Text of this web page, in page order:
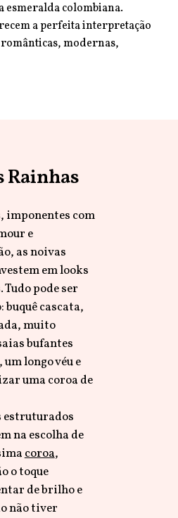
esmeralda colombiana.
a perfeita interpretação
modernas,
Rainhas
imponentes com
e
as noivas
em looks
Tudo pode ser
buquê cascata,
muito
bufantes
longo véu e
uma coroa de
estruturados
na escolha de
coroa,
o toque
de brilho e
não tiver